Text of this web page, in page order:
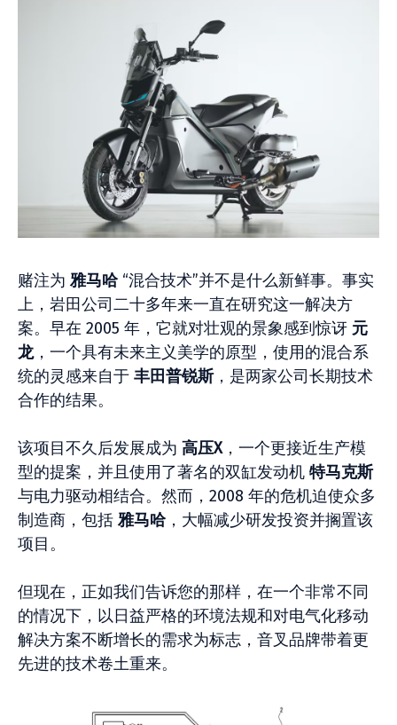
赌注为 雅马哈“混合技术”并不是什么新鲜事。事实
上，岩田公司二十多年来一直在研究这一解决方
案。早在 2005 年，它就对壮观的景象感到惊讶 元
龙，一个具有未来主义美学的原型，使用的混合系
统的灵感来自于 丰田普锐斯，是两家公司长期技术
合作的结果。
该项目不久后发展成为 高压X，一个更接近生产模
型的提案，并且使用了著名的双缸发动机 特马克斯
与电力驱动相结合。然而，2008 年的危机迫使众多
制造商，包括 雅马哈，大幅减少研发投资并搁置该
项目。
但现在，正如我们告诉您的那样，在一个非常不同
的情况下，以日益严格的环境法规和对电气化移动
解决方案不断增长的需求为标志，音叉品牌带着更
先进的技术卷土重来。